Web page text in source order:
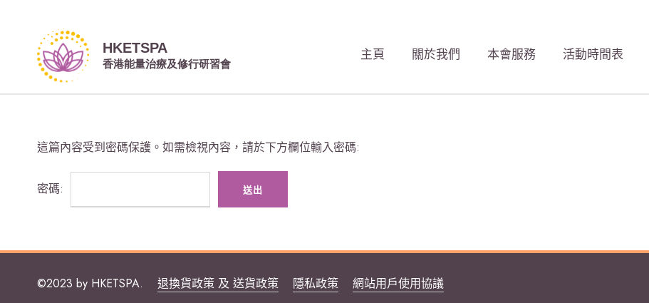
主頁 關於我們 本會服務 活動時間表
這篇內容受到密碼保護。如需檢視內容，請於下方欄位輸入密碼:
密碼:
©2023 by HKETSPA. 退換貨政策 及 送貨政策 隱私政策 網站用戶使用協議